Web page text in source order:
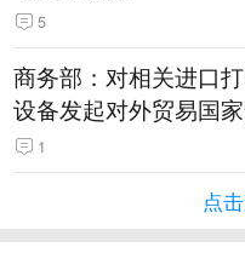
5
商务部：对相关进口
设备发起对外贸易国
查 1
点